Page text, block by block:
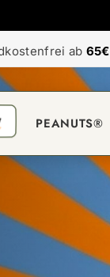
ab
PEANUTS®